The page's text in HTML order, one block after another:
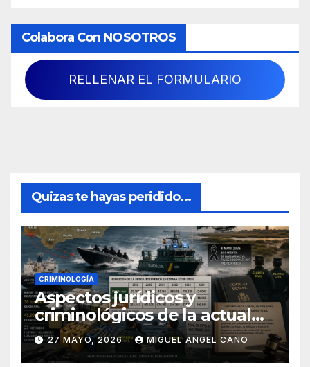
Colabora Con NOSOTROS
RELLENAR EL FORMULARIO
Quizas te hayas peridido...
CRIMINOLOGÍA
Aspectos jurídicos y
criminológicos de la actual
lucha contra el narcotráfico
en el sur de España
27 MAYO, 2026 MIGUEL ANGEL CANO